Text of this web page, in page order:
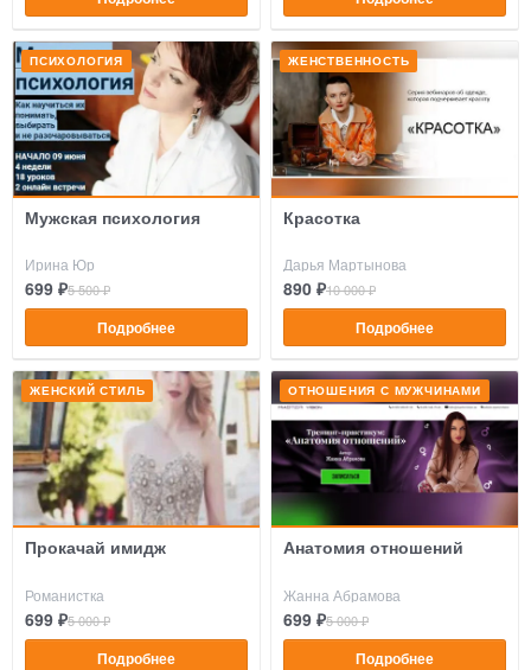
ПСИХОЛОГИЯ
Мужская психология
Ирина Юр
699 ₽5 500 ₽
Подробнее
ЖЕНСТВЕННОСТЬ
Красотка
Дарья Мартынова
890 ₽10 000 ₽
Подробнее
ЖЕНСКИЙ СТИЛЬ
Прокачай имидж
Романистка
699 ₽5 000 ₽
Подробнее
ОТНОШЕНИЯ С МУЖЧИНАМИ
Анатомия отношений
Жанна Абрамова
699 ₽5 000 ₽
Подробнее